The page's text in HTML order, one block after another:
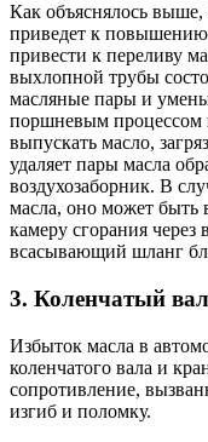
Как объяснялось
приведет к повышению
привести к переливу
выхлопной трубы
масляные пары и
поршневым процессом
выпускать масло,
удаляет пары масла
воздухозаборник. В
масла, оно может быть
камеру сгорания через
всасывающий шланг
3. Коленчатый
Избыток масла в
коленчатого вала и
сопротивление,
изгиб и поломку.